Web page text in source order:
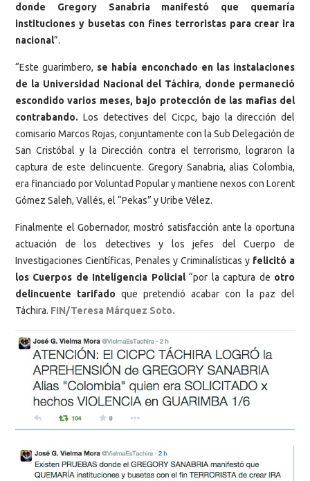
donde Gregory Sanabria manifestó que quemaría
instituciones y busetas con fines terroristas para crear ira
nacional”.
“Este guarimbero, se había enconchado en las instalaciones
de la Universidad Nacional del Táchira, donde permaneció
escondido varios meses, bajo protección de las mafias del
contrabando. Los detectives del Cicpc, bajo la dirección del
comisario Marcos Rojas, conjuntamente con la Sub Delegación de
San Cristóbal y la Dirección contra el terrorismo, lograron la
captura de este delincuente. Gregory Sanabria, alias Colombia,
era financiado por Voluntad Popular y mantiene nexos con Lorent
Gómez Saleh, Vallés, el “Pekas” y Uribe Vélez.
Finalmente el Gobernador, mostró satisfacción ante la oportuna
actuación de los detectives y los jefes del Cuerpo de
Investigaciones Científicas, Penales y Criminalísticas y felicitó a
los Cuerpos de Inteligencia Policial“por la captura de otro
delincuente tarifado que pretendió acabar con la paz del
Táchira. FIN/Teresa Márquez Soto.